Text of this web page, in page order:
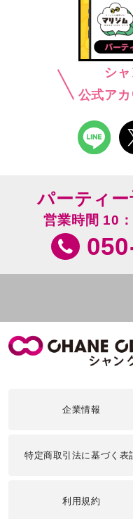
シ
公式ア
パーティ
営業時間 10
企業情報
特定商取引法に基づく表
利用規約